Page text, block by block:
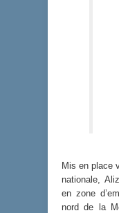
Mis en place
nationale,
en zone
nord de la